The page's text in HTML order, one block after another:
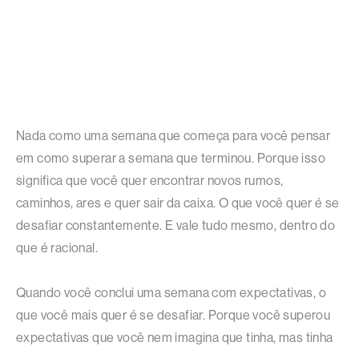
Nada como uma semana que começa para você pensar
em como superar a semana que terminou. Porque isso
significa que você quer encontrar novos rumos,
caminhos, ares e quer sair da caixa. O que você quer é se
desafiar constantemente. E vale tudo mesmo, dentro do
que é racional.
Quando você conclui uma semana com expectativas, o
que você mais quer é se desafiar. Porque você superou
expectativas que você nem imagina que tinha, mas tinha